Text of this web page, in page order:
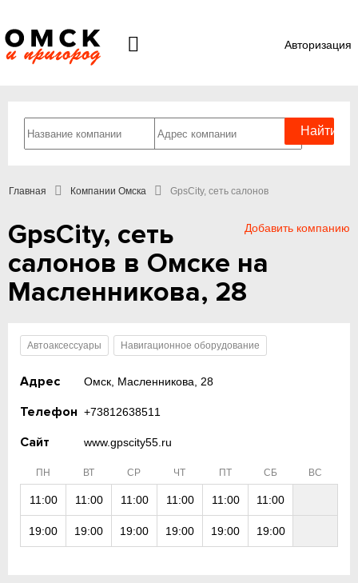
Авторизация
Главная Компании Омска GpsCity, сеть салонов
Добавить компанию
GpsCity, сеть
салонов в Омске на
Масленникова, 28
Автоаксессуары Навигационное оборудование
Адрес Омск, Масленникова, 28
Телефон +73812638511
Сайт www.gpscity55.ru
ПН ВТ СР ЧТ ПТ СБ ВС
11:00 11:00 11:00 11:00 11:00 11:00
19:00 19:00 19:00 19:00 19:00 19:00